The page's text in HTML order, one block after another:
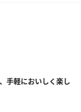
手軽においしく楽し